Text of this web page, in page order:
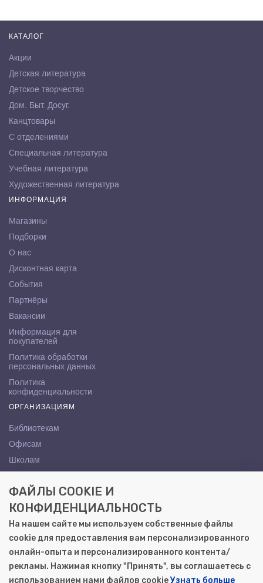
КАТАЛОГ
Акции
Детская литература
Детское творчество
Дом. Быт. Досуг.
Канцтовары
С отделениями
Специальная литература
Учебная литература
Художественная литература
ИНФОРМАЦИЯ
Магазины
Подборки
О нас
Дисконтная карта
События
Партнёры
Вакансии
Информация для
покупателей
Политика обработки
персональных данных
Политика
конфиденциальности
ОРГАНИЗАЦИЯМ
Библиотекам
Офисам
Школам
КОНТАКТЫ
Саратов, ул. Осипова, 10А
+7 (8452) 72-65-65
gemera@moya-kniga.ru
ФАЙЛЫ COOKIE И
КОНФИДЕНЦИАЛЬНОСТЬ
На нашем сайте мы используем собственные файлы
cookie для предоставления вам персонализированного
онлайн-опыта и персонализированного контента/
рекламы. Нажимая кнопку "Принять", вы соглашаетесь с
использованием нами файлов cookieУзнать больше